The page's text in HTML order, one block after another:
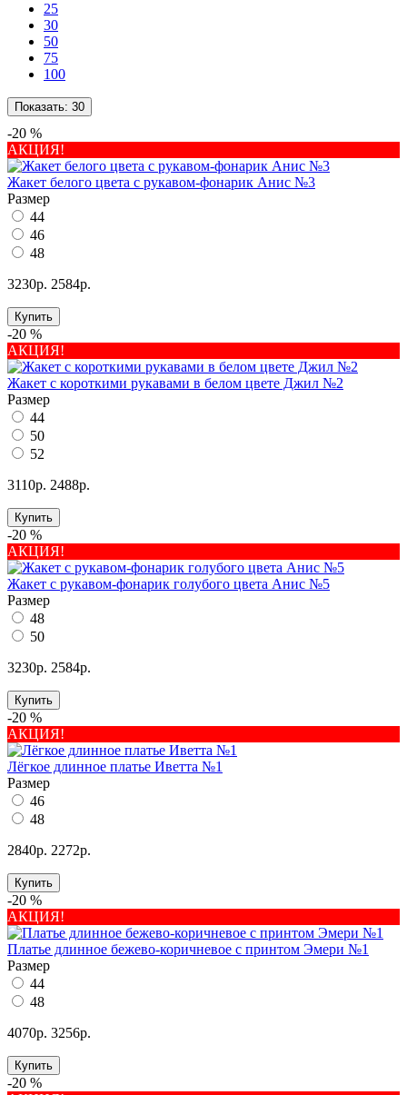
25
30
50
75
100
Показать: 30
-20 %
АКЦИЯ!
Жакет белого цвета с рукавом-фонарик Анис №3
Размер
44
46
48
3230р. 2584р.
Купить
-20 %
АКЦИЯ!
Жакет с короткими рукавами в белом цвете Джил №2
Размер
44
50
52
3110р. 2488р.
Купить
-20 %
АКЦИЯ!
Жакет с рукавом-фонарик голубого цвета Анис №5
Размер
48
50
3230р. 2584р.
Купить
-20 %
АКЦИЯ!
Лёгкое длинное платье Иветта №1
Размер
46
48
2840р. 2272р.
Купить
-20 %
АКЦИЯ!
Платье длинное бежево-коричневое с принтом Эмери №1
Размер
44
48
4070р. 3256р.
Купить
-20 %